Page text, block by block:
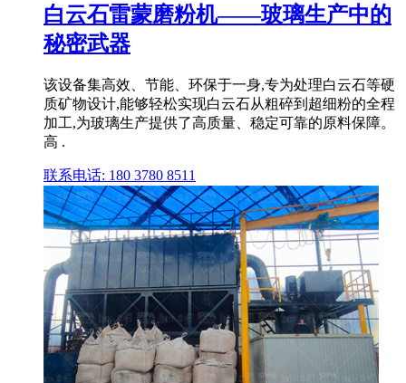
白云石雷蒙磨粉机——玻璃生产中的
秘密武器
该设备集高效、节能、环保于一身,专为处理白云石等硬
质矿物设计,能够轻松实现白云石从粗碎到超细粉的全程
加工,为玻璃生产提供了高质量、稳定可靠的原料保障。
高 .
联系电话: 180 3780 8511